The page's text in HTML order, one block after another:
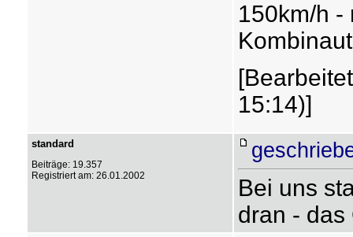
150km/h -
15:14)]
standard
Beiträge: 19.357
Registriert am: 26.01.2002
Bei uns
dran - das